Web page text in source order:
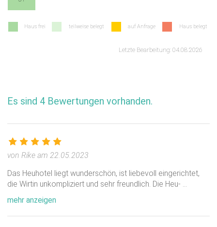
Einzelpersonen.
Übernachtungen und Personenzahl bzw. Wochentagen,
Wochenende usw.
Haus frei teilweise belegt auf Anfrage Haus belegt
Letzte Bearbeitung: 04.08.2026
Es sind 4 Bewertungen vorhanden.
von Rike am 22.05.2023
Das Heuhotel liegt wunderschön, ist liebevoll eingerichtet,
die Wirtin unkompliziert und sehr freundlich. Die Heu-
mehr anzeigen